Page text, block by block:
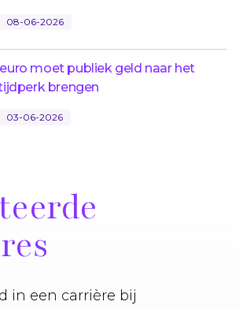
08-06-2026
moet publiek geld naar het
brengen
03-06-2026
in een carrière bij